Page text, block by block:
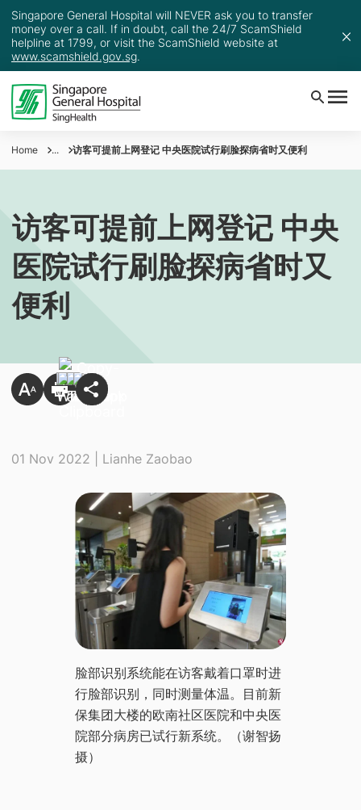
Singapore General Hospital will NEVER ask you to transfer
money over a call. If in doubt, call the 24/7 ScamShield
helpline at 1799, or visit the ScamShield website at
www.scamshield.gov.sg.
Home ... 访客可提前上网登记 中央医院试行刷脸探病省时又便利
访客可提前上网登记 中央
医院试行刷脸探病省时又
便利
01 Nov 2022 | Lianhe Zaobao
脸部识别系统能在访客戴着口罩时进
行脸部识别，同时测量体温。目前新
保集团大楼的欧南社区医院和中央医
院部分病房已试行新系统。（谢智扬
摄）